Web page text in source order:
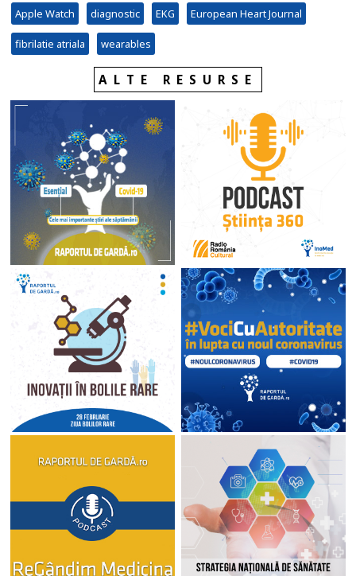
Apple Watch diagnostic EKG European Heart Journal
fibrilatie atriala wearables
ALTE RESURSE